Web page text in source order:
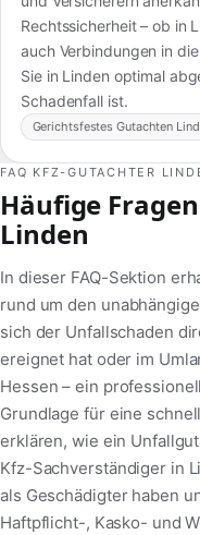
Rechtssicherheit – ob in
auch Verbindungen in
Sie in Linden optimal
Schadenfall ist.
Gerichtsfestes Gutachten
FAQ KFZ-GUTACHTER
Häufige
Linden
In dieser FAQ-Sektion
rund um den
sich der Unfallschaden
ereignet hat oder im
Hessen – ein
Grundlage für eine
erklären, wie ein
Kfz-Sachverständiger in
als Geschädigter haben
Haftpflicht-, Kasko- und